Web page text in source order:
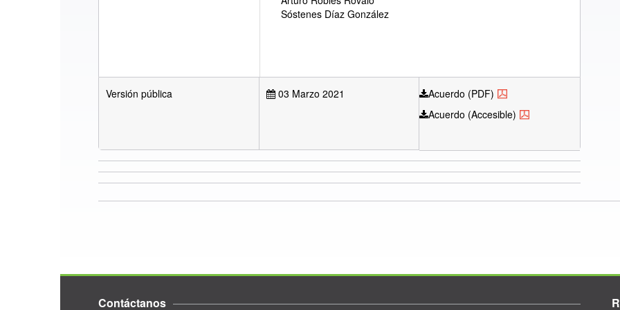
Sóstenes Díaz González
Versión pública 03 Marzo 2021
Acuerdo (PDF)
Acuerdo (Accesible)
Contáctanos